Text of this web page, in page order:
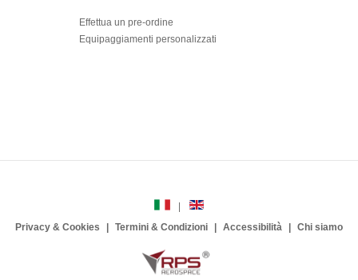
Effettua un pre-ordine
Equipaggiamenti personalizzati
Privacy & Cookies Termini & Condizioni Accessibilità Chi siamo